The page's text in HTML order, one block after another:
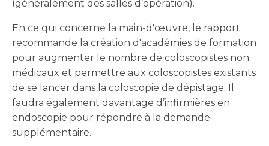
(généralement des salles d’opération).
En ce qui concerne la main-d'œuvre, le rapport
recommande la création d'académies de formation
pour augmenter le nombre de coloscopistes non
médicaux et permettre aux coloscopistes existants
de se lancer dans la coloscopie de dépistage. Il
faudra également davantage d’infirmières en
endoscopie pour répondre à la demande
supplémentaire.